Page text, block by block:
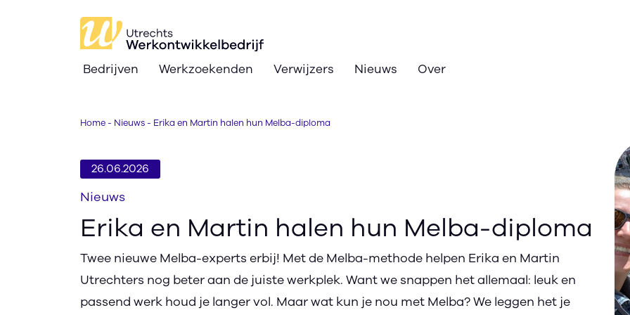
Bedrijven Werkzoekenden Verwijzers Nieuws Over
Verwijzers
Nieuws
Over
search Ik zoek werk
Home- Nieuws- Erika en Martin halen hun Melba-diploma
26.06.2026
Nieuws
Erika en Martin halen hun Melba-diploma
Twee nieuwe Melba-experts erbij! Met de Melba-methode helpen Erika en Martin
Utrechters nog beter aan de juiste werkplek. Want we snappen het allemaal: leuk en
passend werk houd je langer vol. Maar wat kun je nou met Melba? We leggen het je